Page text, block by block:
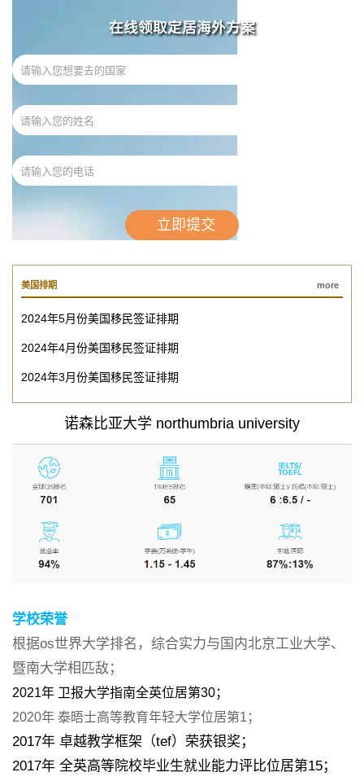
在线领取定居海外方案
美国排期 more
2024年5月份美国移民签证排期
2024年4月份美国移民签证排期
2024年3月份美国移民签证排期
诺森比亚大学 northumbria university
学校荣誉
根据os世界大学排名，综合实力与国内北京工业大学、
暨南大学相匹敌；
2021年 卫报大学指南全英位居第30；
2020年 泰晤士高等教育年轻大学位居第1；
2017年 卓越教学框架（tef）荣获银奖；
2017年 全英高等院校毕业生就业能力评比位居第15；